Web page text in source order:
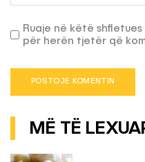
Ruaje në këtë
për herën tjetër që
MË TË